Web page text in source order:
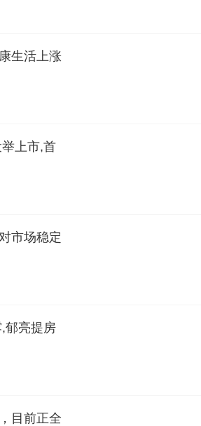
生活上涨
上市,首
市场稳定
郁亮提房
目前正全